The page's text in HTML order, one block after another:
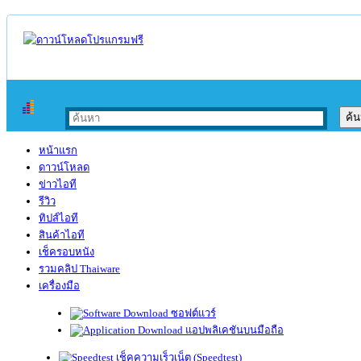
หน้าแรก
ดาวน์โหลด
ข่าวไอที
รีวิว
ทิปส์ไอที
สินค้าไอที
เช็ครอบหนัง
รวมคลิป Thaiware
เครื่องมือ
ซอฟต์แวร์
แอปพลิเคชันบนมือถือ
เช็คความเร็วเน็ต (Speedtest)